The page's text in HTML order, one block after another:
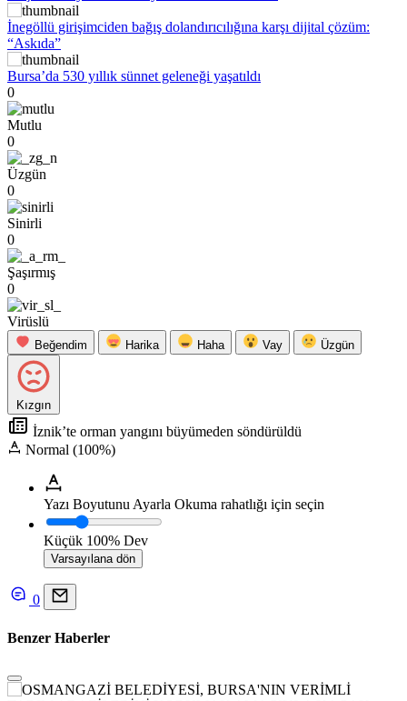
İnegöllü girişimciden bağış dolandırıcılığına karşı dijital çözüm:
“Askıda”
Bursa’da 530 yıllık sünnet geleneği yaşatıldı
0
Mutlu
0
Üzgün
0
Sinirli
0
Şaşırmış
0
Virüslü
Beğendim Harika Haha Vay Üzgün
Kızgın
İznik’te orman yangını büyümeden söndürüldü
Normal (100%)
Yazı Boyutunu Ayarla Okuma rahatlığı için seçin
Küçük 100% Dev
Varsayılana dön
0
Benzer Haberler